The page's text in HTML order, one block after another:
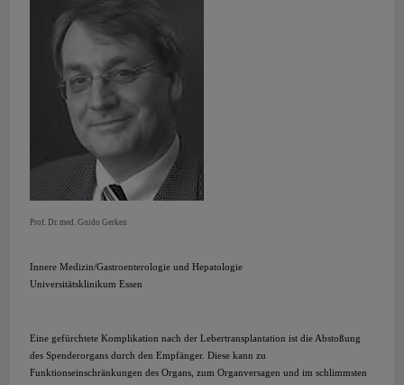
Prof. Dr. med. Guido Gerken
Innere Medizin/Gastroenterologie und Hepatologie
Universitätsklinikum Essen
Eine gefürchtete Komplikation nach der Lebertransplantation ist die Abstoßung
des Spenderorgans durch den Empfänger. Diese kann zu
Funktionseinschränkungen des Organs, zum Organversagen und im schlimmsten